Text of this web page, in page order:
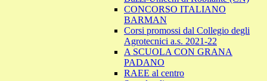
CONCORSO ITALIANO
BARMAN
Corsi promossi dal Collegio degli
Agrotecnici a.s. 2021-22
A SCUOLA CON GRANA
PADANO
RAEE al centro